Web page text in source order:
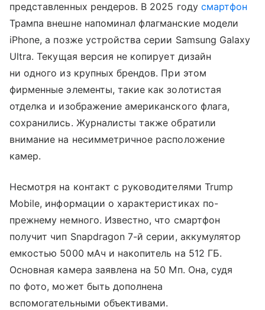
представленных рендеров. В 2025 году смартфон
Трампа внешне напоминал флагманские модели
iPhone, а позже устройства серии Samsung Galaxy
Ultra. Текущая версия не копирует дизайн
ни одного из крупных брендов. При этом
фирменные элементы, такие как золотистая
отделка и изображение американского флага,
сохранились. Журналисты также обратили
внимание на несимметричное расположение
камер.
Несмотря на контакт с руководителями Trump
Mobile, информации о характеристиках по-
прежнему немного. Известно, что смартфон
получит чип Snapdragon 7-й серии, аккумулятор
емкостью 5000 мАч и накопитель на 512 ГБ.
Основная камера заявлена на 50 Мп. Она, судя
по фото, может быть дополнена
вспомогательными объективами.